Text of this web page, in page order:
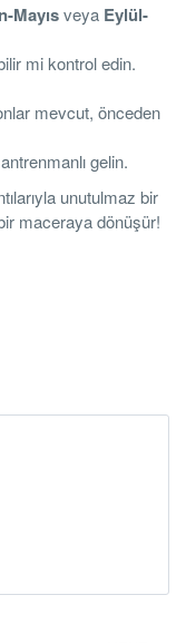
Mayısveya Eylül-
mi kontrol edin.
mevcut, önceden
gelin.
unutulmaz bir
maceraya dönüşür!